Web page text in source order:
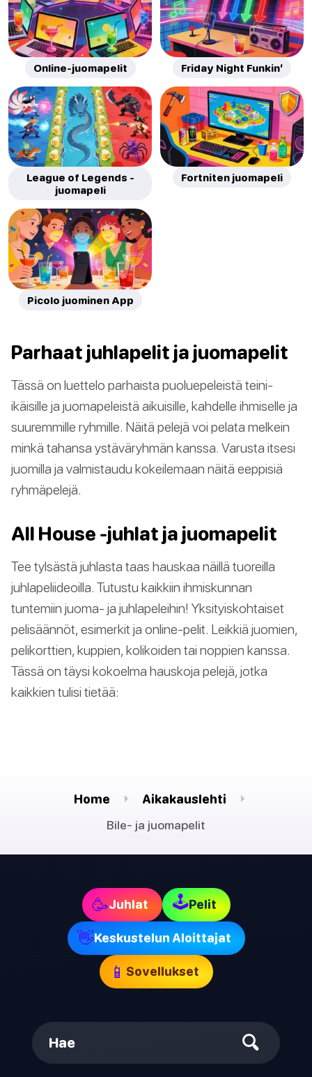
Online-juomapelit Friday Night Funkin’
League of Legends -
juomapeli
Fortniten juomapeli
Picolo juominen App
Parhaat juhlapelit ja juomapelit
Tässä on luettelo parhaista puoluepeleistä teini-
ikäisille ja juomapeleistä aikuisille, kahdelle ihmiselle ja
suuremmille ryhmille. Näitä pelejä voi pelata melkein
minkä tahansa ystäväryhmän kanssa. Varusta itsesi
juomilla ja valmistaudu kokeilemaan näitä eeppisiä
ryhmäpelejä.
All House -juhlat ja juomapelit
Tee tylsästä juhlasta taas hauskaa näillä tuoreilla
juhlapeliideoilla. Tutustu kaikkiin ihmiskunnan
tuntemiin juoma- ja juhlapeleihin! Yksityiskohtaiset
pelisäännöt, esimerkit ja online-pelit. Leikkiä juomien,
pelikorttien, kuppien, kolikoiden tai noppien kanssa.
Tässä on täysi kokoelma hauskoja pelejä, jotka
kaikkien tulisi tietää:
Home
Aikakauslehti
Bile- ja juomapelit
🥳Juhlat 🕹Pelit
👋Keskustelun Aloittajat
📱 Sovellukset
Hae